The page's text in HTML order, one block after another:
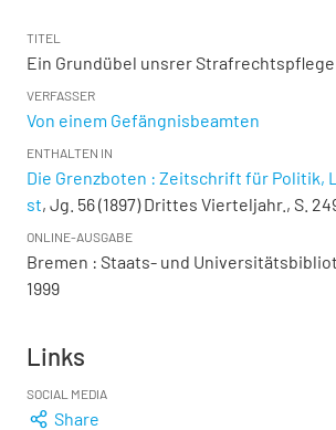
TITEL
Ein Grundübel unsrer Strafrechtspflege
VERFASSER
Von einem Gefängnisbeamten
ENTHALTEN IN
Die Grenzboten : Zeitschrift für Politik,
st, Jg. 56 (1897) Drittes Vierteljahr., S.
ONLINE-AUSGABE
Bremen : Staats- und
1999
Links
SOCIAL MEDIA
Share